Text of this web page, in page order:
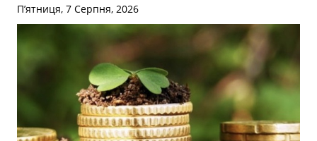
П’ятниця, 7 Серпня, 2026